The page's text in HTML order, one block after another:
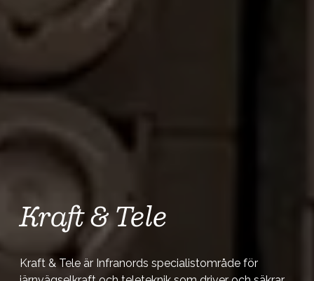
Kraft & Tele
Kraft & Tele är Infranords specialistområde för